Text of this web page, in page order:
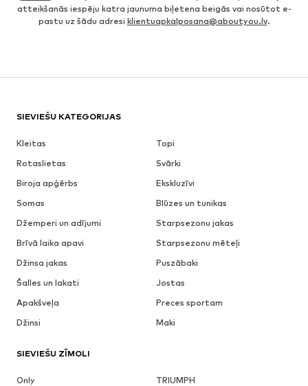
atteikšanās iespēju katra jaunuma biļetena beigās vai nosūtot e-
pastu uz šādu adresi klientuapkalposana@aboutyou.lv.
SIEVIEŠU KATEGORIJAS
Kleitas
Topi
Rotaslietas
Svārki
Biroja apģērbs
Ekskluzīvi
Somas
Blūzes un tunikas
Džemperi un adījumi
Starpsezonu jakas
Brīvā laika apavi
Starpsezonu mēteļi
Džinsa jakas
Puszābaki
Šalles un lakati
Jostas
Apakšveļa
Preces sportam
Džinsi
Maki
SIEVIEŠU ZĪMOLI
Only
TRIUMPH